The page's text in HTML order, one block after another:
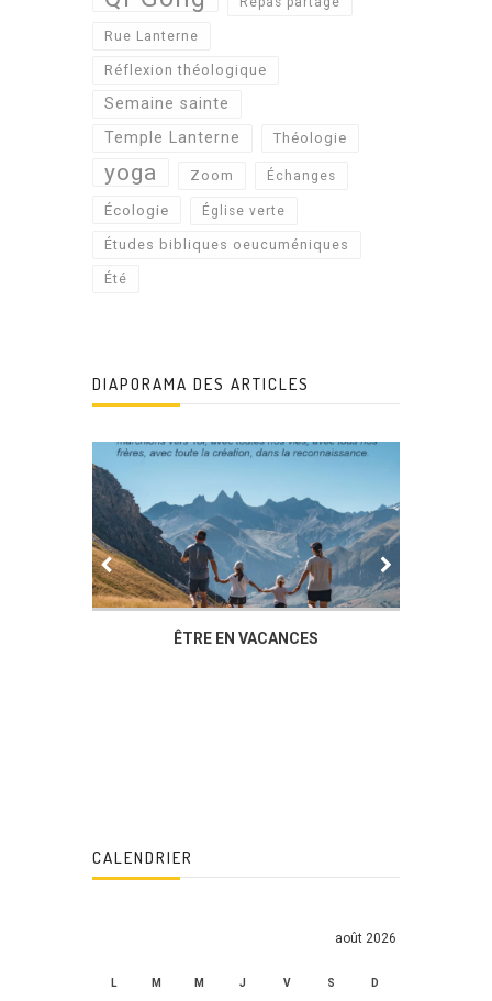
Rue Lanterne
Réflexion théologique
Semaine sainte
Temple Lanterne
Théologie
yoga Zoom Échanges
Écologie Église verte
Études bibliques oeucuméniques
Été
DIAPORAMA DES ARTICLES
ÊTRE EN VACANCES
CALENDRIER
août 2026
L M M J V S D